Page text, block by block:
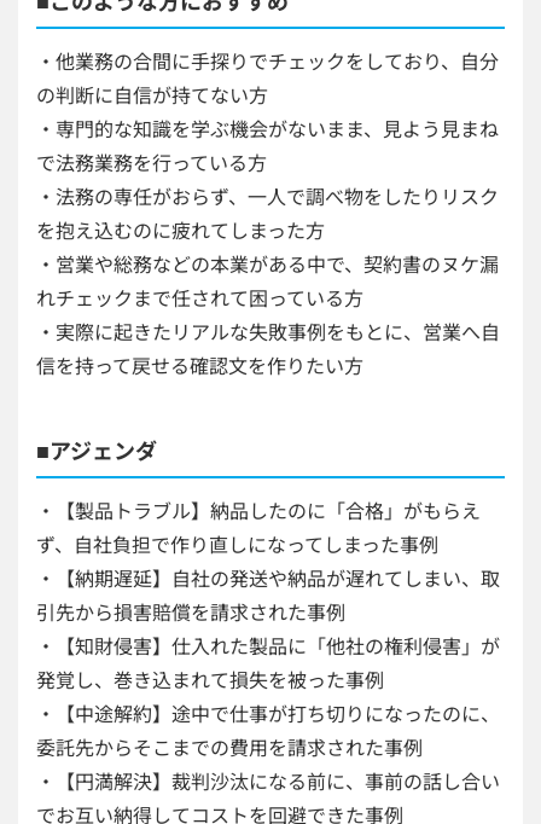
・他業務の合間に手探りでチェックをしており、自分
の判断に自信が持てない方
・専門的な知識を学ぶ機会がないまま、見よう見まね
で法務業務を行っている方
・法務の専任がおらず、一人で調べ物をしたりリスク
を抱え込むのに疲れてしまった方
・営業や総務などの本業がある中で、契約書のヌケ漏
れチェックまで任されて困っている方
・実際に起きたリアルな失敗事例をもとに、営業へ自
信を持って戻せる確認文を作りたい方
■アジェンダ
・【製品トラブル】納品したのに「合格」がもらえ
ず、自社負担で作り直しになってしまった事例
・【納期遅延】自社の発送や納品が遅れてしまい、取
引先から損害賠償を請求された事例
・【知財侵害】仕入れた製品に「他社の権利侵害」が
発覚し、巻き込まれて損失を被った事例
・【中途解約】途中で仕事が打ち切りになったのに、
委託先からそこまでの費用を請求された事例
・【円満解決】裁判沙汰になる前に、事前の話し合い
でお互い納得してコストを回避できた事例